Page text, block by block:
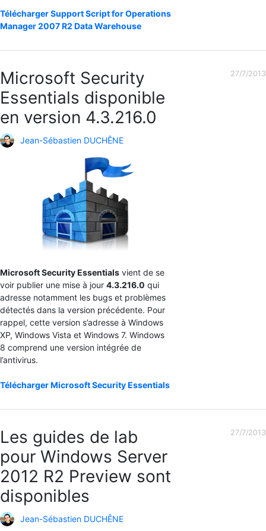
Télécharger Support Script for Operations
Manager 2007 R2 Data Warehouse
Microsoft Security
Essentials disponible
en version 4.3.216.0
Jean-Sébastien DUCHÊNE
Microsoft Security Essentials vient de se
voir publier une mise à jour 4.3.216.0 qui
adresse notamment les bugs et problèmes
détectés dans la version précédente. Pour
rappel, cette version s’adresse à Windows
XP, Windows Vista et Windows 7. Windows
8 comprend une version intégrée de
l’antivirus.
Télécharger Microsoft Security Essentials
27/7/2013
Les guides de lab
pour Windows Server
2012 R2 Preview sont
disponibles
Jean-Sébastien DUCHÊNE
27/7/2013